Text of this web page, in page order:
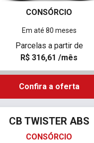
CONSÓRCIO
Em até 80 meses
Parcelas a partir de
R$ 316,61 /mês
Confira a oferta
CB TWISTER ABS
CONSÓRCIO